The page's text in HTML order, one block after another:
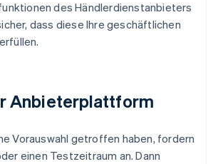
des Händlerdienstanbieters
dass diese Ihre geschäftlichen
Anbieterplattform
Vorauswahl getroffen haben, fordern
einen Testzeitraum an. Dann